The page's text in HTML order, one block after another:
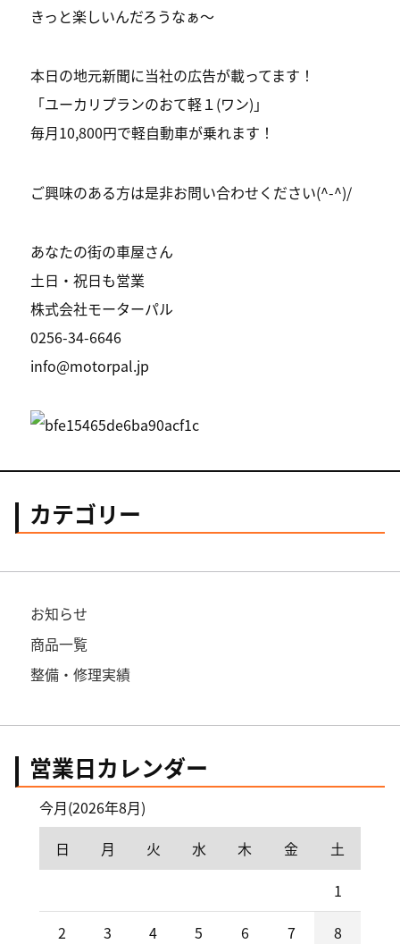
きっと楽しいんだろうなぁ〜
本日の地元新聞に当社の広告が載ってます！
「ユーカリプランのおて軽１(ワン)」
毎月10,800円で軽自動車が乗れます！
ご興味のある方は是非お問い合わせください(^-^)/
あなたの街の車屋さん
土日・祝日も営業
株式会社モーターパル
0256-34-6646
info@motorpal.jp
カテゴリー
お知らせ
商品一覧
整備・修理実績
営業日カレンダー
今月(2026年8月)
日
月 火 水 木 金
土
1
2
3 4 5 6 7
8